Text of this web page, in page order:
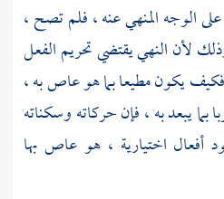
على الوجه المنهي عنه ، فلم تصح ،
لأن النهي يقتضي تحريم الفعل
فكيف يكون مطيعا بما هو عاص به ،
بما يبعد به ، فإن حركاته وسكناته
أفعال اختيارية ، هو عاص بها